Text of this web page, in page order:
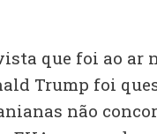
que foi ao ar
Trump foi
não